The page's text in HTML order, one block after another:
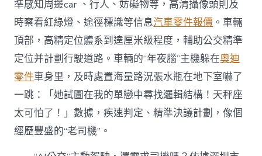
準感知周邊car 、行人、妨礙物等，高清攝像頭則及
時察看紅綠燈、途徑標識等信息汽車零件報價 。車輛
頂部，高精定位體系到達厘米級程度，輔助公交精準
定位并計劃行駛道路。車輛的“年夜腦”主機躲在奧迪
零件車身里，及時處置海量路況張水瓶在地下室嚇了
一跳：「她試圖在我的單戀中尋找邏輯結構！天秤座
太可怕了！」數據，疾速判定、精準決議計劃，像個
經歷豐盛的“老司機”。